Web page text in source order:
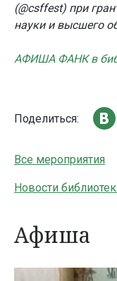
(@csffest) при
науки и высшего
АФИША ФАНК в
Поделиться:
Все мероприятия
Новости
Афиша